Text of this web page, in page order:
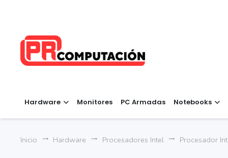
Hardware Monitores PC Armadas Notebooks
Inicio trending_flat Hardware trending_flat Procesadores Intel trending_flat Procesador